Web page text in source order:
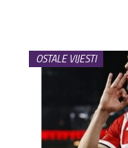
OSTALE VIJESTI